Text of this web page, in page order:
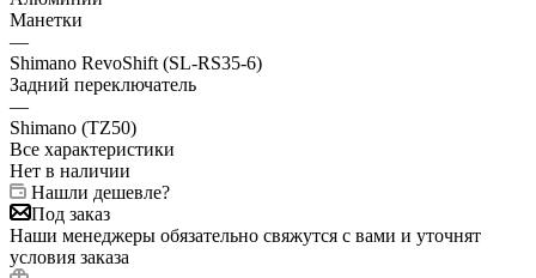
Манетки
—
Shimano RevoShift (SL-RS35-6)
Задний переключатель
—
Shimano (TZ50)
Все характеристики
Нет в наличии
Нашли дешевле?
Под заказ
Наши менеджеры обязательно свяжутся с вами и уточнят
условия заказа